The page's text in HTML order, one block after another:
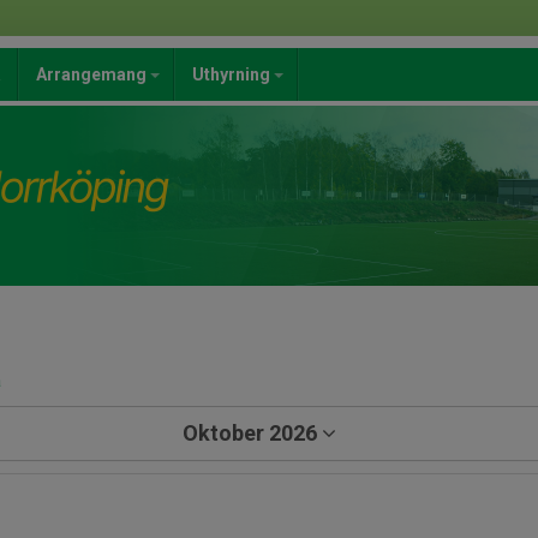
Arrangemang Uthyrning
Oktober 2026